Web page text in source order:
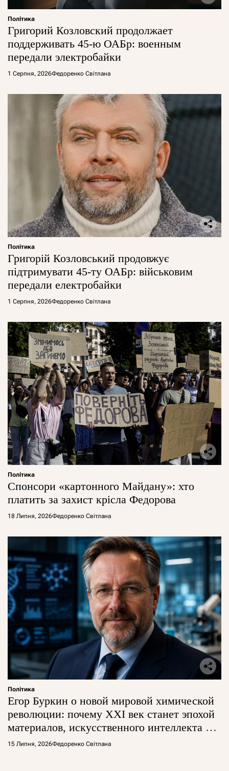
Політика
Григорий Козловский продолжает
поддерживать 45-ю ОАБр: военным
передали электробайки
1 Серпня, 2026Федоренко Світлана
Політика
Григорій Козловський продовжує
підтримувати 45-ту ОАБр: військовим
передали електробайки
1 Серпня, 2026Федоренко Світлана
Політика
Спонсори «картонного Майдану»: хто
платить за захист крісла Федорова
18 Липня, 2026Федоренко Світлана
Політика
Егор Буркин о новой мировой химической
революции: почему XXI век станет эпохой
материалов, искусственного интеллекта и
глобальной борьбы за технологии
15 Липня, 2026Федоренко Світлана